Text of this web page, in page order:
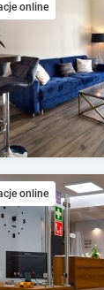
k
e
y
b
o
a
d
s
h
o
t
online
online